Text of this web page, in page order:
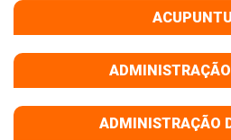
ADMINISTRAÇÃO